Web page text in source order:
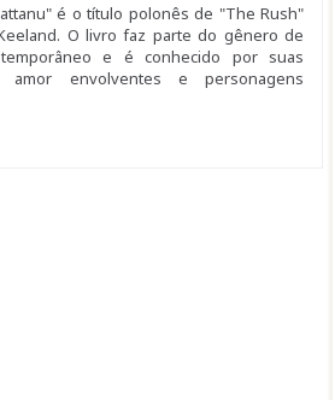
é o título polonês de "The Rush"
O livro faz parte do gênero de
e é conhecido por suas
amor envolventes e personagens